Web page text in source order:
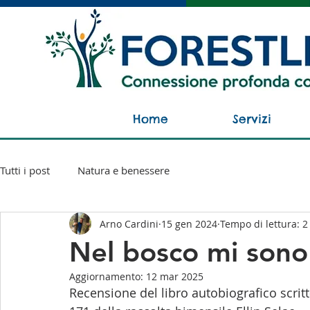
Home Servizi
Tutti i post Natura e benessere
Nel bosco mi
Arno Cardini 15 gen 2024 Tempo di lettura:
Aggiornamento: 12 mar 2025
Recensione del libro autobiografico